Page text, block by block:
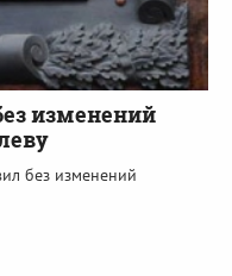
изменений
без изменений